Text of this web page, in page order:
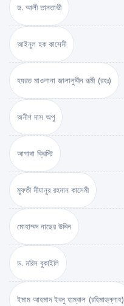
ড. আলী তানতাভী
আইনুল হক কাসেমী
হযরত মাওলানা জালালুদ্দীন রূমী (রহঃ)
অনীশ দাস অপু
আগাথা ক্রিস্টি
মুফতী মীযানুর রহমান কাসেমী
মোহাম্মদ নাছের উদ্দিন
ড. মরিস বুকাইলি
ইমাম আহমাদ ইবনু হাম্বাল (রহিমাহুল্লাহ)